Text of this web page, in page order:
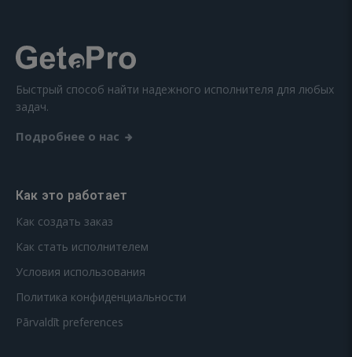
Быстрый способ найти надежного исполнителя для любых
задач.
Подробнее о нас
Как это работает
Как создать заказ
Как стать исполнителем
Условия использования
Политика конфиденциальности
Pārvaldīt preferences